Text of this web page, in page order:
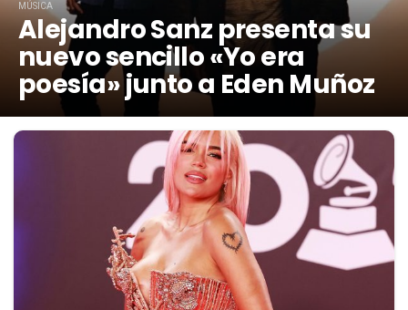
MÚSICA
Alejandro Sanz presenta su
nuevo sencillo «Yo era
poesía» junto a Eden Muñoz